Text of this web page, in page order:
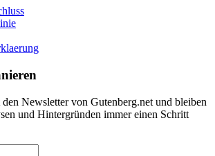
Newsletter von Gutenberg.net und bleiben
und Hintergründen immer einen Schritt